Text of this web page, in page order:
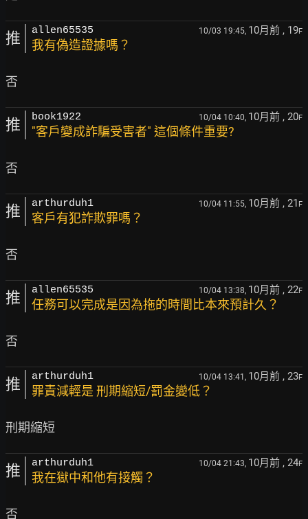
推 allen65535 10/03 19:45, 10月前 , 19F
我有偽造證據嗎？
推 book1922 10/04 10:40, 10月前 , 20F
"客戶變成詐騙受害者" 這個條件重要?
推 arthurduh1 10/04 11:55, 10月前 , 21 F
客戶有犯詐欺罪嗎？
推 allen65535 10/04 13:38, 10月前 , 22F
任務可以完成是因為拖的時間比本來預計久？
推 arthurduh1 10/04 13:41, 10月前 , 23F
罪責減輕是 刑期縮短/罰金變低？
推 arthurduh1 10/04 21:43, 10月前 , 24F
我在獄中和他有接觸？